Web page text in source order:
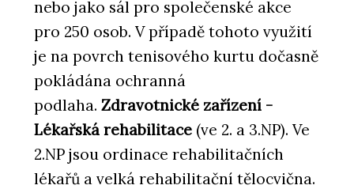
nebo jako sál pro společenské akce
pro 250 osob. V případě tohoto využití
je na povrch tenisového kurtu dočasně
pokládána ochranná
podlaha. Zdravotnické zařízení -
Lékařská rehabilitace (ve 2. a 3.NP). Ve
2.NP jsou ordinace rehabilitačních
lékařů a velká rehabilitační tělocvična.